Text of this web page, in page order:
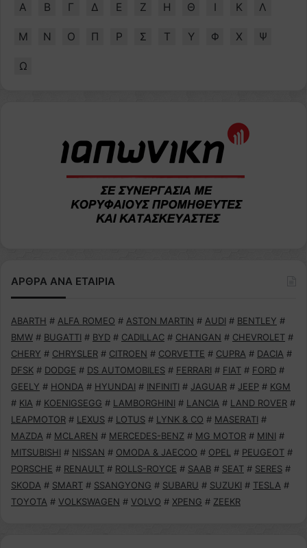
Α Β Γ Δ Ε Ζ Η Θ Ι Κ Λ
Μ Ν Ο Π Ρ Σ Τ Υ Φ Χ Ψ
Ω
ΑΡΘΡΑ ΑΝΑ ΕΤΑΙΡΙΑ
ABARTH # ALFA ROMEO # ASTON MARTIN # AUDI # BENTLEY #
BMW # BUGATTI # BYD # CADILLAC # CHANGAN # CHEVROLET #
CHERY # CHRYSLER # CITROEN # CORVETTE # CUPRA # DACIA #
DFSK # DODGE # DS AUTOMOBILES # FERRARI # FIAT # FORD #
GEELY # HONDA # HYUNDAI # INFINITI # JAGUAR # JEEP # KGM
# KIA # KOENIGSEGG # LAMBORGHINI # LANCIA # LAND ROVER #
LEAPMOTOR # LEXUS # LOTUS # LYNK & CO # MASERATI #
MAZDA # MCLAREN # MERCEDES-BENZ # MG MOTOR # MINI #
MITSUBISHI # NISSAN # OMODA & JAECOO # OPEL # PEUGEOT #
PORSCHE # RENAULT # ROLLS-ROYCE # SAAB # SEAT # SERES #
SKODA # SMART # SSANGYONG # SUBARU # SUZUKI # TESLA #
TOYOTA # VOLKSWAGEN # VOLVO # XPENG # ZEEKR